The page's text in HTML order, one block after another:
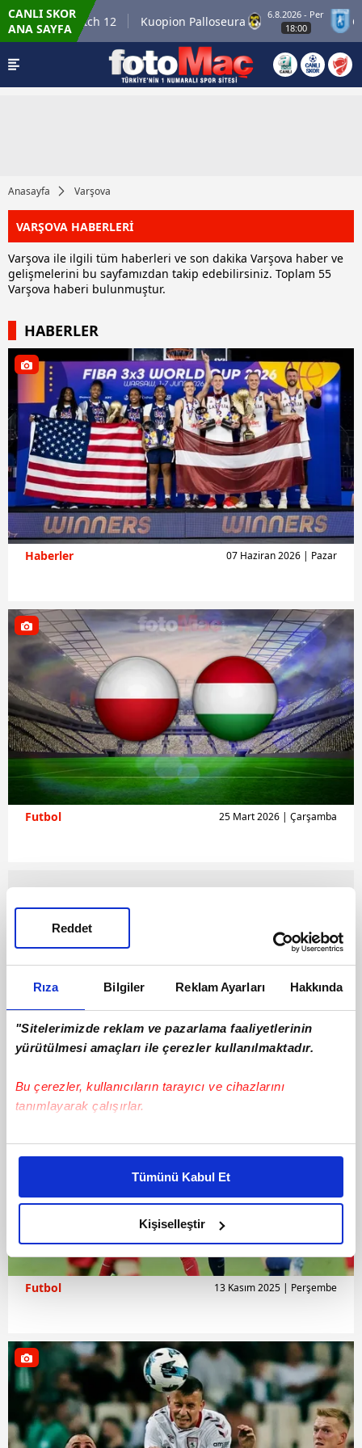
Rıza Bilgiler Reklam Ayarları Hakkında
"Sitelerimizde reklam ve pazarlama faaliyetlerinin
yürütülmesi amaçları ile çerezler kullanılmaktadır.
Bu çerezler, kullanıcıların tarayıcı ve cihazlarını
tanımlayarak çalışırlar.
Bu çerezlere izin vermeniz halinde sizlere özel
daha iyi reklam deneyimi yaşatabiliriz. Bunu yaparken
amacımızın size daha iyi bir reklam deneyimi sunmak
olduğunu ve sizlere en iyi içerikleri sunabilmek adına
elimizden gelen çabayı gösterdiğimizi ve bu noktada,
reklamların maliyetlerimizi karşılamak noktasında tek gelir
kalemimiz olduğunu sizlere hatırlatmak isteriz.
takdirde, kullanıcılara hedefli reklamlar
gösterilmeyecektir."
Sizlere daha iyi bir hizmet sunabilmek için İnternet
Sitemizde kendimize ve üçüncü kişilere ait çerezler
kullanılmaktadır. Bu çerezler vasıtasıyla çeşitli kişisel
Tümünü Kabul Et
Kişiselleştir
Reddet
CANLI SKOR
ANA SAYFA
Winner Match 12 Kuopion Palloseura
6.8.2026 - Per
CS
Anasayfa Varşova
VARŞOVA HABERLERİ
Varşova ile ilgili tüm haberleri ve son dakika Varşova haber ve
gelişmelerini bu sayfamızdan takip edebilirsiniz. Toplam 55
Varşova haberi bulunmuştur.
HABERLER
Haberler 07 Haziran 2026 | Pazar
Futbol 25 Mart 2026 | Çarşamba
Futbol 13 Kasım 2025 | Perşembe